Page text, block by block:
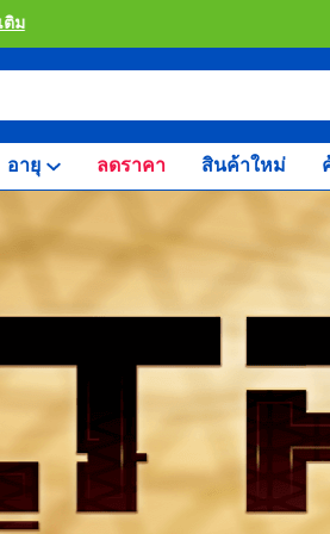
จัดส่งฟรีตั้งแต่ ฿3,500 ขึ้นไป
อายุ ลดราคา สินค้าใหม่